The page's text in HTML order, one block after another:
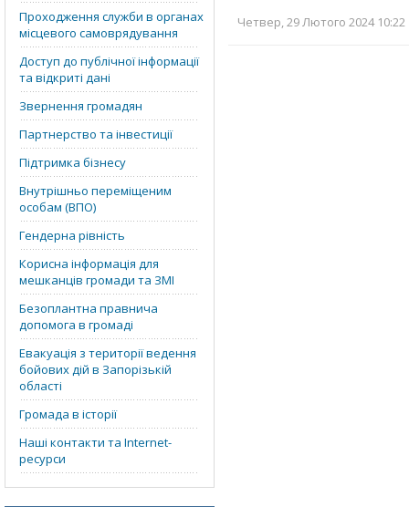
Проходження служби в органах
місцевого самоврядування
Доступ до публічної інформації
та відкриті дані
Звернення громадян
Партнерство та інвестиції
Підтримка бізнесу
Внутрішньо переміщеним
особам (ВПО)
Гендерна рівність
Корисна інформація для
мешканців громади та ЗМІ
Безоплантна правнича
допомога в громаді
Евакуація з території ведення
бойових дій в Запорізькій
області
Громада в історії
Наші контакти та Internet-
ресурси
Четвер, 29 Лютого 2024